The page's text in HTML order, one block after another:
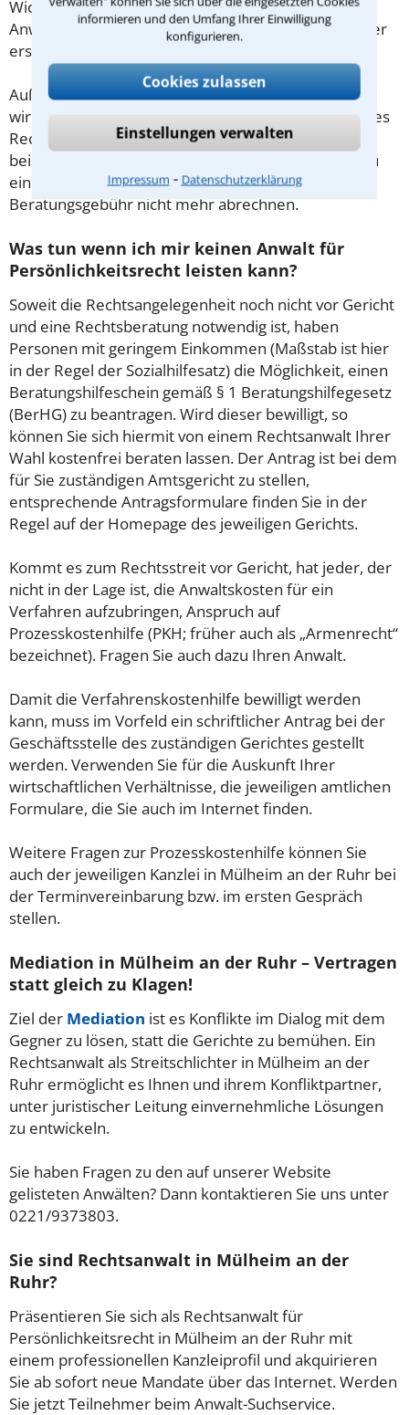
informieren und den Umfang Ihrer Einwilligung
konfigurieren.
Cookies zulassen
Einstellungen verwalten
Impressum ⁃ Datenschutzerklärung
Wichtig daher: Klären Sie die Kostenfrage mit Ihrem
Anwalt aus Mülheim an der Ruhr schon zu Beginn der
ersten Beratung.
Außerdem gut zu wissen: Gemäß § 34 Absatz 2 RVG
wird die Beratungsgebühr auf weitere Tätigkeiten des
Rechtsanwalts angerechnet. Sollte es also
beispielsweise aufgrund des Beratungsgesprächs zu
einem Prozess kommen, so kann der Anwalt diese
Beratungsgebühr nicht mehr abrechnen.
Was tun wenn ich mir keinen Anwalt für
Persönlichkeitsrecht leisten kann?
Soweit die Rechtsangelegenheit noch nicht vor Gericht
und eine Rechtsberatung notwendig ist, haben
Personen mit geringem Einkommen (Maßstab ist hier
in der Regel der Sozialhilfesatz) die Möglichkeit, einen
Beratungshilfeschein gemäß § 1 Beratungshilfegesetz
(BerHG) zu beantragen. Wird dieser bewilligt, so
können Sie sich hiermit von einem Rechtsanwalt Ihrer
Wahl kostenfrei beraten lassen. Der Antrag ist bei dem
für Sie zuständigen Amtsgericht zu stellen,
entsprechende Antragsformulare finden Sie in der
Regel auf der Homepage des jeweiligen Gerichts.
Kommt es zum Rechtsstreit vor Gericht, hat jeder, der
nicht in der Lage ist, die Anwaltskosten für ein
Verfahren aufzubringen, Anspruch auf
Prozesskostenhilfe (PKH; früher auch als „Armenrecht“
bezeichnet). Fragen Sie auch dazu Ihren Anwalt.
Damit die Verfahrenskostenhilfe bewilligt werden
kann, muss im Vorfeld ein schriftlicher Antrag bei der
Geschäftsstelle des zuständigen Gerichtes gestellt
werden. Verwenden Sie für die Auskunft Ihrer
wirtschaftlichen Verhältnisse, die jeweiligen amtlichen
Formulare, die Sie auch im Internet finden.
Weitere Fragen zur Prozesskostenhilfe können Sie
auch der jeweiligen Kanzlei in Mülheim an der Ruhr bei
der Terminvereinbarung bzw. im ersten Gespräch
stellen.
Mediation in Mülheim an der Ruhr – Vertragen
statt gleich zu Klagen!
Ziel der Mediation ist es Konflikte im Dialog mit dem
Gegner zu lösen, statt die Gerichte zu bemühen. Ein
Rechtsanwalt als Streitschlichter in Mülheim an der
Ruhr ermöglicht es Ihnen und ihrem Konfliktpartner,
unter juristischer Leitung einvernehmliche Lösungen
zu entwickeln.
Sie haben Fragen zu den auf unserer Website
gelisteten Anwälten? Dann kontaktieren Sie uns unter
0221/9373803.
Sie sind Rechtsanwalt in Mülheim an der
Ruhr?
Präsentieren Sie sich als Rechtsanwalt für
Persönlichkeitsrecht in Mülheim an der Ruhr mit
einem professionellen Kanzleiprofil und akquirieren
Sie ab sofort neue Mandate über das Internet. Werden
Sie jetzt Teilnehmer beim Anwalt-Suchservice.